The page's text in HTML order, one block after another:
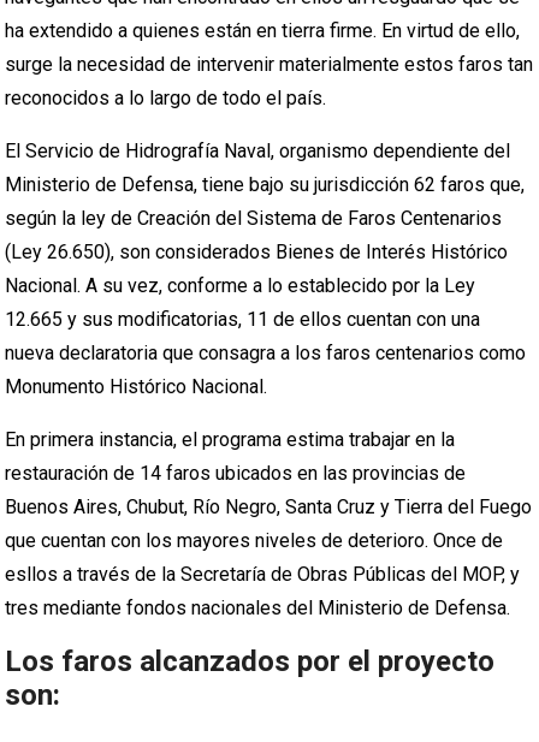
ha extendido a quienes están en tierra firme. En virtud de ello,
surge la necesidad de intervenir materialmente estos faros tan
reconocidos a lo largo de todo el país.
El Servicio de Hidrografía Naval, organismo dependiente del
Ministerio de Defensa, tiene bajo su jurisdicción 62 faros que,
según la ley de Creación del Sistema de Faros Centenarios
(Ley 26.650), son considerados Bienes de Interés Histórico
Nacional. A su vez, conforme a lo establecido por la Ley
12.665 y sus modificatorias, 11 de ellos cuentan con una
nueva declaratoria que consagra a los faros centenarios como
Monumento Histórico Nacional.
En primera instancia, el programa estima trabajar en la
restauración de 14 faros ubicados en las provincias de
Buenos Aires, Chubut, Río Negro, Santa Cruz y Tierra del Fuego
que cuentan con los mayores niveles de deterioro. Once de
esllos a través de la Secretaría de Obras Públicas del MOP, y
tres mediante fondos nacionales del Ministerio de Defensa.
Los faros alcanzados por el proyecto
son: